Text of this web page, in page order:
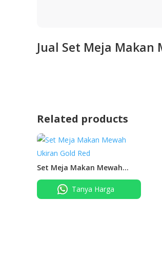
Jual Set Meja Makan
Related products
Set Meja Makan Mewah
Tanya Harga